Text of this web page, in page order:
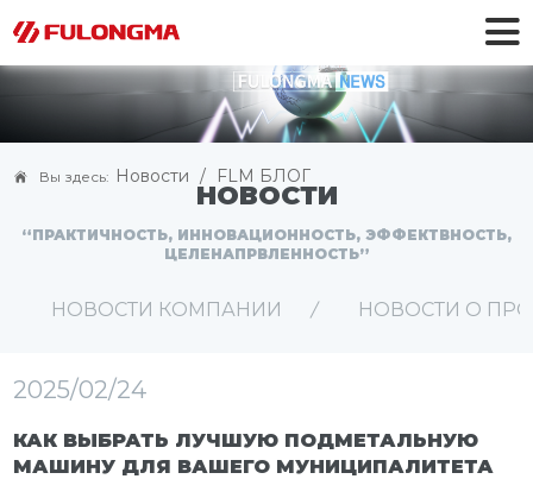
Вы здесь: Новости / FLM БЛОГ
НОВОСТИ
“ПРАКТИЧНОСТЬ, ИННОВАЦИОННОСТЬ, ЭФФЕКТВНОСТЬ,
ЦЕЛЕНАПРВЛЕННОСТЬ”
НОВОСТИ КОМПАНИИ НОВОСТИ О
2025/02/24
КАК ВЫБРАТЬ ЛУЧШУЮ ПОДМЕТАЛЬНУЮ
МАШИНУ ДЛЯ ВАШЕГО МУНИЦИПАЛИТЕТА